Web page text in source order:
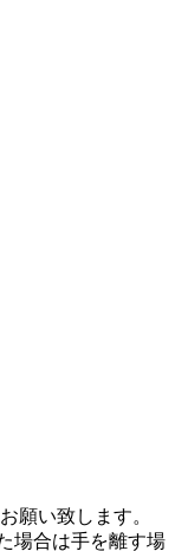
願い致します。
場合は手を離す場